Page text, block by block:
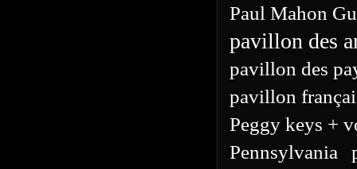
Paul Mahon
pavillon des
pavillon des
pavillon
Peggy keys +
Pennsylvania